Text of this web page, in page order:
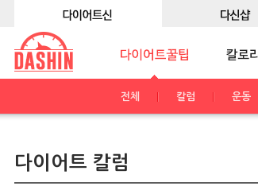
전체 칼럼 운동
다이어트 칼럼